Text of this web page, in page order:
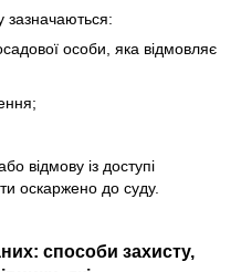
зазначаються:
особи, яка відмовляє
відмову із доступі
оскаржено до суду.
способи захисту,